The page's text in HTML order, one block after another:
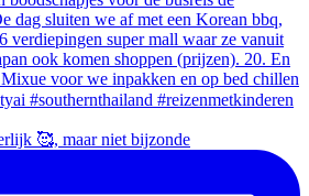
🥰, maar niet bijzonde